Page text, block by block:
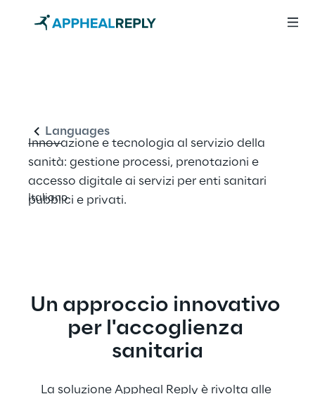
Languages
Italiano
Innovazione e tecnologia al servizio della
sanità: gestione processi, prenotazioni e
accesso digitale ai servizi per enti sanitari
pubblici e privati.
Un approccio innovativo
per l'accoglienza
sanitaria
La soluzione Appheal Reply è rivolta alle